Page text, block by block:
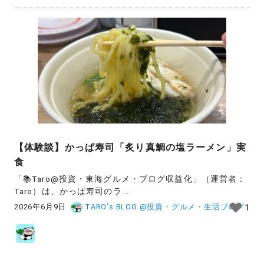
【体験談】かっぱ寿司「炙り真鯛の塩ラーメン」実
食
「📚Taro@投資・東海グルメ・ブログ収益化」（運営者：
Taro）は、かっぱ寿司のラ...
2026年6月9日 TARO's BLOG @投資・グルメ・生活ブログ1